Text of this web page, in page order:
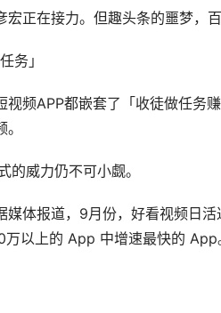
正在接力。但趣头条的噩梦，百
务」
频APP都嵌套了「收徒做任务
的威力仍不可小觑。
媒体报道，9月份，好看视频日
以上的 App 中增速最快的